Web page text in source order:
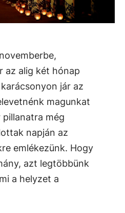
az alig két hónap
jár az
magunkat
pillanatra még
napján az
emlékezünk. Hogy
azt legtöbbünk
a helyzet a